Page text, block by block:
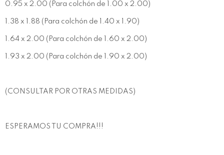
0.95 x 2.00 (Para colchón de 1.00 x 2.00)
1.38 x 1.88 (Para colchón de 1.40 x 1.90)
1.64 x 2.00 (Para colchón de 1.60 x 2.00)
1.93 x 2.00 (Para colchón de 1.90 x 2.00)
(CONSULTAR POR OTRAS MEDIDAS)
ESPERAMOS TU COMPRA!!!